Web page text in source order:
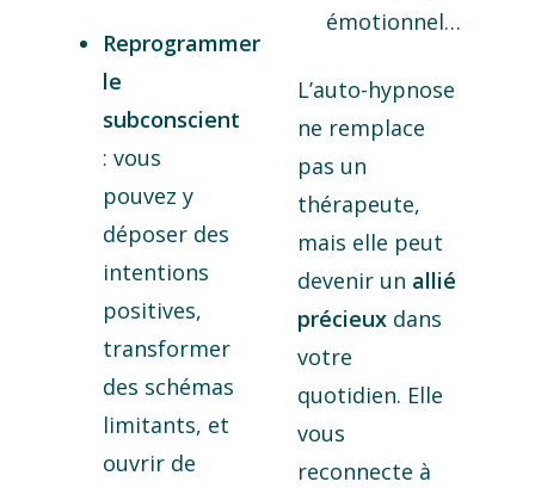
Reprogrammer
le
subconscient
: vous
pouvez y
déposer des
intentions
positives,
transformer
des schémas
limitants, et
ouvrir de
émotionnel…
L’auto-hypnose
ne remplace
pas un
thérapeute,
mais elle peut
devenir un allié
précieux dans
votre
quotidien. Elle
vous
reconnecte à